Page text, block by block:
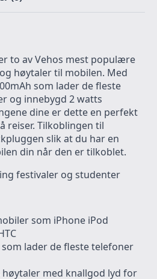
to av Vehos mest populære
høytaler til mobilen. Med
som lader de fleste
og innebygd 2 watts
dine er dette en perfekt
reiser. Tilkoblingen til
slik at du har en
din når den er tilkoblet.
festivaler og studenter
som iPhone iPod
lader de fleste telefoner
med knallgod lyd for